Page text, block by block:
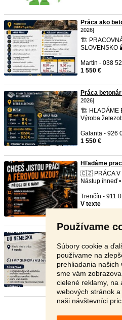
Používame
Súbory cookie a
používame na
prehliadania našich
sme vám
cielené reklamy, na
webových stránok
naši návštevníci
Práca ako
2026]
🏗️
SLOVENSKO
Martin - 038 52
1 550 €
Práca
2026]
🏗️ HĽADÁME
Výroba
Galanta - 926
1 550 €
Hľadáme
🇨🇿 PRÁCA V
Nástup ihneď
Trenčín - 911
V texte
Hľadáme len
skúsenosti s
Zahraničie -
V texte